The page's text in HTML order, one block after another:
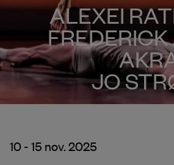
ALEXEI
JO
10 - 15 nov. 2025